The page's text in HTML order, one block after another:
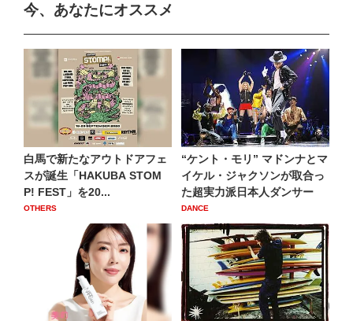
今、あなたにオススメ
白馬で新たなアウトドアフェ
スが誕生「HAKUBA STOM
P! FEST」を20...
OTHERS
“ケント・モリ” マドンナとマ
イケル・ジャクソンが取合っ
た超実力派日本人ダンサー
DANCE